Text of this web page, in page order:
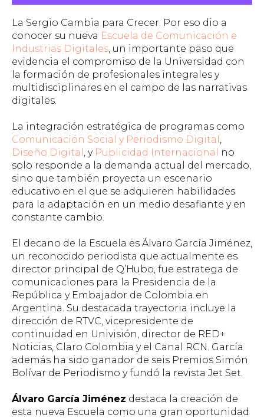
La Sergio Cambia para Crecer. Por eso dio a
conocer su nueva Escuela de Comunicación e
Industrias Digitales, un importante paso que
evidencia el compromiso de la Universidad con
la formación de profesionales integrales y
multidisciplinares en el campo de las narrativas
digitales.
La integración estratégica de programas como
Comunicación Social y Periodismo Digital ,
Diseño Digital , y Publicidad Internacional
no
solo responde a la demanda actual del mercado,
sino que también proyecta un escenario
educativo en el que se adquieren habilidades
para la adaptación en un medio desafiante y en
constante cambio.
El decano de la Escuela es Álvaro García Jiménez,
un reconocido periodista que actualmente es
director principal de Q’Hubo, fue estratega de
comunicaciones para la Presidencia de la
República y Embajador de Colombia en
Argentina. Su destacada trayectoria incluye la
dirección de RTVC, vicepresidente de
continuidad en Univisión, director de RED+
Noticias, Claro Colombia y el Canal RCN. García
además ha sido ganador de seis Premios Simón
Bolívar de Periodismo y fundó la revista Jet Set.
Álvaro García Jiménez destaca la creación de
esta nueva Escuela como una gran oportunidad